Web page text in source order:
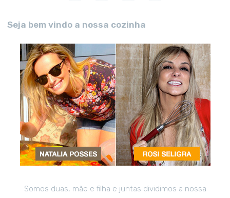
Seja bem vindo a nossa cozinha
Somos duas, mãe e filha e juntas dividimos a nossa